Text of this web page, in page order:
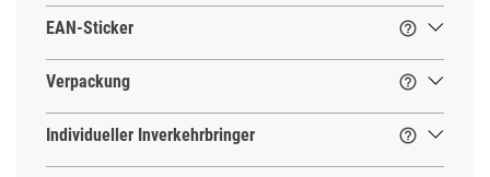

EAN-Sticker

Verpackung

Individueller Inverkehrbringer